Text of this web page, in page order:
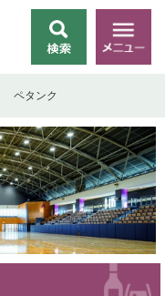
索
メ
ニ
ペタンク